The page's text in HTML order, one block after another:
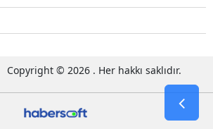
Copyright © 2026 . Her hakkı saklıdır.